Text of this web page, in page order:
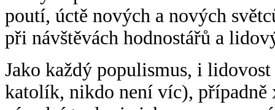
poutí, úctě nových a nových
při návštěvách hodnostářů a
Jako každý populismus, i
katolík, nikdo není víc),